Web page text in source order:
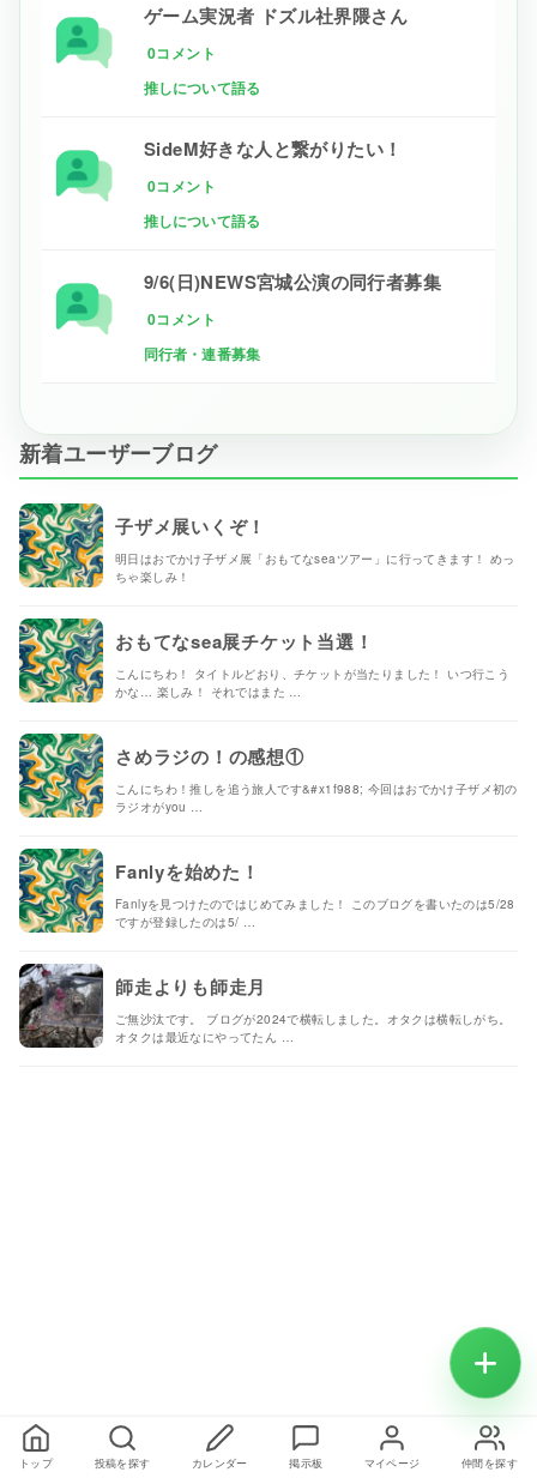
ゲーム実況者 ドズル社界隈さん
0コメント
推しについて語る
SideM好きな人と繋がりたい！
0コメント
推しについて語る
9/6(日)NEWS宮城公演の同行者募集
0コメント
同行者・連番募集
新着ユーザーブログ
子ザメ展いくぞ！
明日はおでかけ子ザメ展「おもてなseaツアー」に行ってきます！ めっ
ちゃ楽しみ！
おもてなsea展チケット当選！
こんにちわ！ タイトルどおり、チケットが当たりました！ いつ行こう
かな… 楽しみ！ それではまた …
さめラジの！の感想①
こんにちわ！推しを追う旅人です&#x1f988; 今回はおでかけ子ザメ初の
ラジオがyou …
Fanlyを始めた！
Fanlyを見つけたのではじめてみました！ このブログを書いたのは5/28
ですが登録したのは5/ …
師走よりも師走月
ご無沙汰です。 ブログが2024で横転しました。オタクは横転しがち。
オタクは最近なにやってたん …
トップ 投稿を探す カレンダー 掲示板 マイページ 仲間を探す